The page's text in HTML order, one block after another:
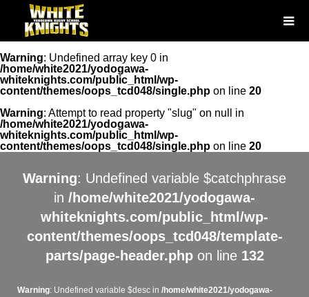
Warning: Undefined array key 0 in
/home/white2021/yodogawa-
whiteknights.com/public_html/wp-
content/themes/oops_tcd048/single.php on line 20
Warning: Attempt to read property "slug" on null in
/home/white2021/yodogawa-
whiteknights.com/public_html/wp-
content/themes/oops_tcd048/single.php on line 20
Warning: Undefined variable $catchphrase
in /home/white2021/yodogawa-
whiteknights.com/public_html/wp-
content/themes/oops_tcd048/template-
parts/page-header.phpon line 132
Warning: Undefined variable $desc in /home/white2021/yodogawa-